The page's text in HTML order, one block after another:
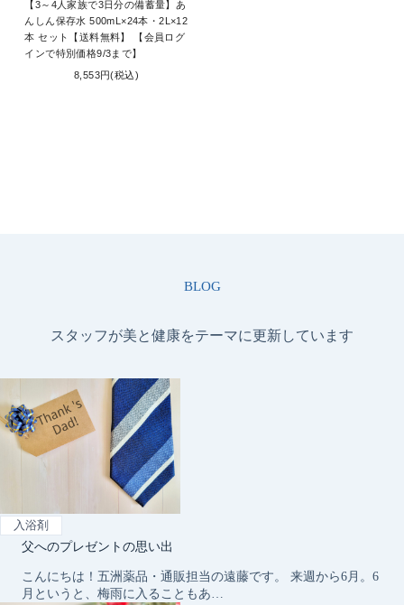
【3～4人家族で3日分の備蓄量】あ
んしん保存水 500mL×24本・2L×12
本 セット【送料無料】 【会員ログ
インで特別価格9/3まで】
8,553円(税込)